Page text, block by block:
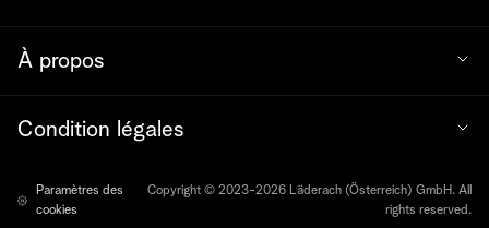
À propos
Condition légales
Paramètres des
cookies
Copyright © 2023-2026 Läderach (Österreich) GmbH. All
rights reserved.